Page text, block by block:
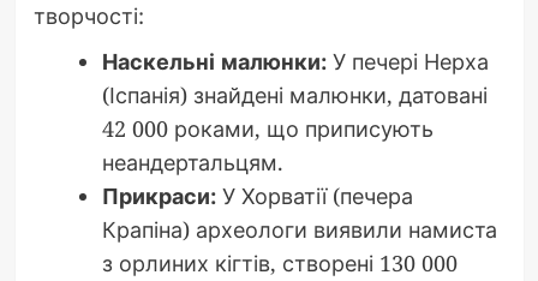
творчості:
Наскельні малюнки:У печері Нерха
(Іспанія) знайдені малюнки, датовані
42 000 роками, що приписують
неандертальцям.
Прикраси:У Хорватії (печера
Крапіна) археологи виявили намиста
з орлиних кігтів, створені 130 000